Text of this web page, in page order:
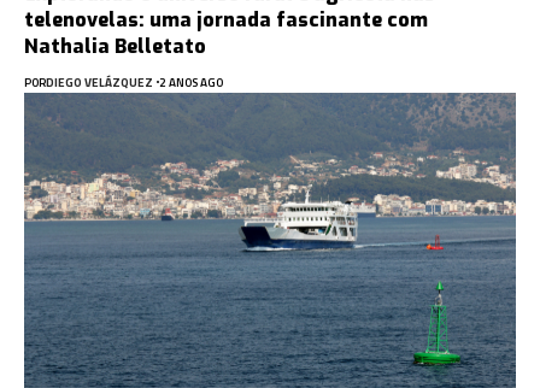
telenovelas: uma jornada fascinante com
Nathalia Belletato
PORDIEGO VELÁZQUEZ 2 ANOS AGO